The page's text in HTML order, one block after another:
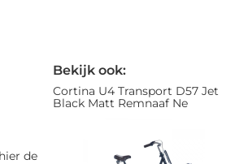
de
Bekijk ook:
Cortina U4 Transport D57 Jet
Black Matt Remnaaf Ne